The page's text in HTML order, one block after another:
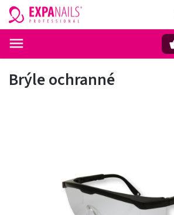
Brýle ochranné